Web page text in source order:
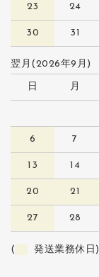
23 24
30 31
翌月(2026年9月)
日 月
6 7
13 14
20 21
27 28
( 発送業務休日)